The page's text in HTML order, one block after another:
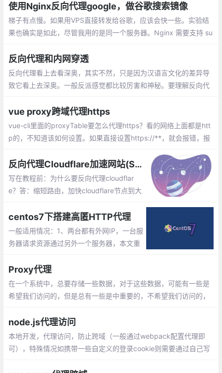
使用Nginx反向代理google，做谷歌搜索镜像
梯子有点慢。如果用VPS直接转发给谷歌，应该会快一些。实验结
果也确实是如此，尽管我用的是同一个服务器。Nginx 需要支持 su
反向代理和内网穿透
反向代理看上去看深奥，其实不然，只是因为汉语言文化的差异导
致它看上去深奥。一般反派感觉都比较厉害和神秘。要理解反向代
端；反向代理代理的对象是服务端
vue proxy跨域代理https
vue-cli里面的proxyTable要怎么代理https？看的网络上面都是htt
p的，不知道该如何设置。如果直接设置https://**，就会报错，报
反向代理Cloudflare加速网站(SNIproxy)
写在教程前：为什么要反向代理cloudflar
e？答：缩短路由，加快cloudflare节点到大
知道，这家CDN的速度在除了大陆以外的地
方访问都非常快，那么又没有什么办法使其
对大陆访问良好呢？
centos7下搭建高匿HTTP代理
一般适用情况：1、两台都有外网IP，一台服
务器请求资源通过另外一个服务器，本文重
务器只有内网IP，另外一台服务器有公网和
内网IP。
Proxy代理
在一个系统中，总要存储一些数据，对于这些数据，可能有一些是
希望我们访问的，但是总有一些是中重要的，不希望我们访问的，
node.js代理访问
本地开发，代理访问，防止跨域（一般通过webpack配置代理即
可），特殊情况如携带一些自定义的登录cookie则需要通过自己写